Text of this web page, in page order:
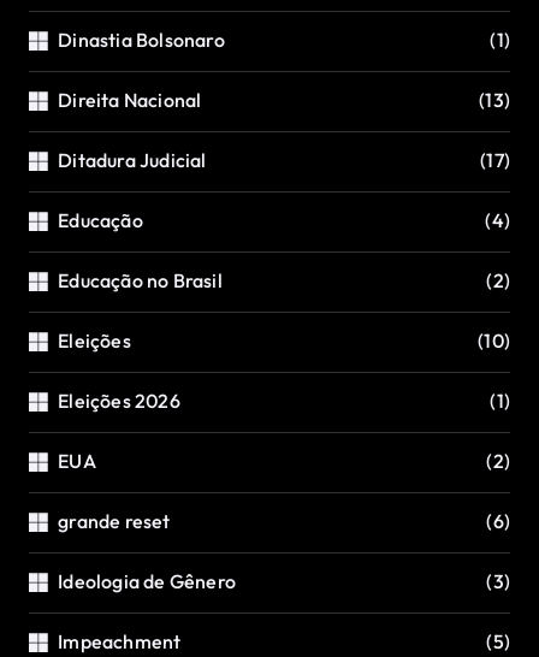
Dinastia Bolsonaro (1)
Direita Nacional (13)
Ditadura Judicial (17)
Educação (4)
Educação no Brasil (2)
Eleições (10)
Eleições 2026 (1)
EUA (2)
grande reset (6)
Ideologia de Gênero (3)
Impeachment (5)